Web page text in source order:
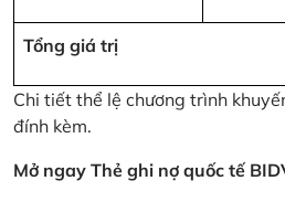
Tổng giá trị
Chi tiết thể lệ chương trình
đính kèm.
Mở ngay Thẻ ghi nợ quốc tế